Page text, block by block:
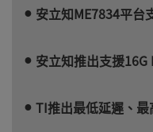
安立知ME7834平台
安立知推出支援
TI推出最低延遲、